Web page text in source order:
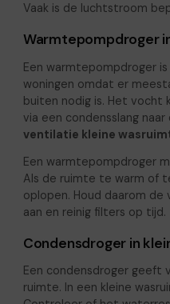
Vaak is de luchtstroom
Warmtepompdroger
Een warmtepompdroger
woningen omdat er
buiten nodig is. Het vocht
via een condensslang
ventilatie kleine
Een warmtepompdroger
Als de ruimte te warm of
oplopen. Houd daarom
aan en reinig filters op tijd.
Condensdroger in
Een condensdroger geeft
ruimte. In een kleine